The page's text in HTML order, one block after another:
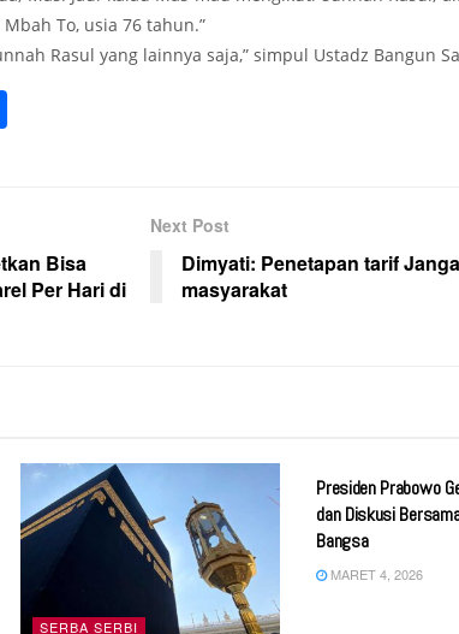
To, usia 76 tahun.”
Rasul yang lainnya saja,” simpul Ustadz Bangun
Bisa
Per Hari di
Next Post
Dimyati: Penetapan tarif
masyarakat
SERBA SERBI
Presiden Prabowo
dan Diskusi
Bangsa
MARET 4, 2026